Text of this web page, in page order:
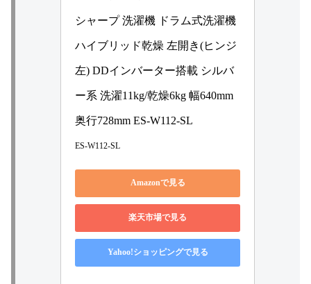
シャープ 洗濯機 ドラム式洗濯機
ハイブリッド乾燥 左開き(ヒンジ
左) DDインバーター搭載 シルバ
ー系 洗濯11kg/乾燥6kg 幅640mm
奥行728mm ES-W112-SL
ES-W112-SL
Amazonで見る
楽天市場で見る
Yahoo!ショッピングで見る